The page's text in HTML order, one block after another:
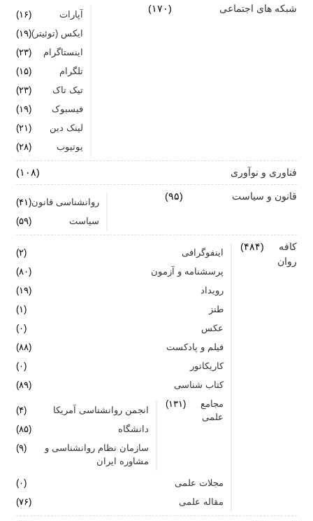
شبکه های اجتماعی (۱۷۰)
آپارات
(۱۶)
ایکس (توئیتر)(۱۹)
اینستاگرام
(۲۳)
تلگرام
(۱۵)
تیک تاک
(۲۳)
فیسبوک
(۱۹)
لینک دین
(۲۱)
یوتیوب
(۲۸)
فناوری و نوآوری (۱۰۸)
قانون و سیاست (۹۵)
روانشناسی قانون(۴۱)
سیاست
(۵۹)
کافه
روان
(۴۸۴)
اینفوگرافی
(۲)
پرسشنامه و آزمون
(۸۰)
رویداد
(۱۹)
طنز
(۱)
عکس
(۰)
فیلم و پادکست
(۸۸)
کاریکاتور
(۰)
کتاب شناسی
(۸۹)
مجامع
علمی
(۱۳۱)
انجمن روانشناسی آمریکا
(۴)
دانشگاه
(۸۵)
سازمان نظام روانشناسی و
مشاوره ایران
(۹)
مجلات علمی
(۰)
مقاله علمی
(۷۶)